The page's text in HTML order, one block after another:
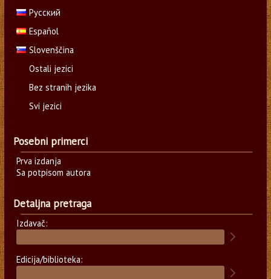
Русский
Español
Slovenščina
Ostali jezici
Bez stranih jezika
Svi jezici
Posebni primerci
Prva izdanja
Sa potpisom autora
Detaljna pretraga
Izdavač:
Edicija/biblioteka: